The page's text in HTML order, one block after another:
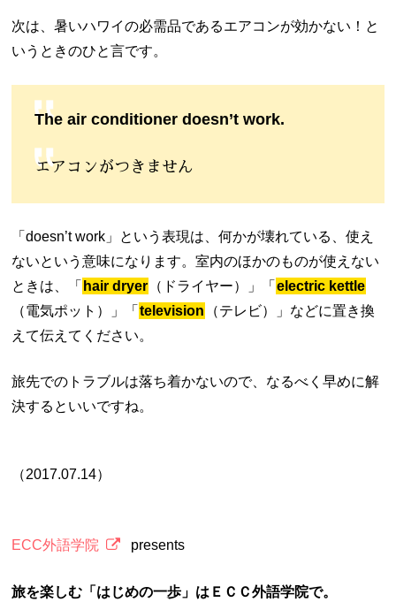
次は、暑いハワイの必需品であるエアコンが効かない！と
いうときのひと言です。
The air conditioner doesn’t work.
エアコンがつきません
「doesn’t work 」という表現は、何かが壊れている、使え
ないという意味になります。室内のほかのものが使えない
ときは、「 hair dryer （ドライヤー）」「 electric kettle
（電気ポット）」「 television
（テレビ）」などに置き換
えて伝えてください。
旅先でのトラブルは落ち着かないので、なるべく早めに解
決するといいですね。
（2017.07.14）
ECC外語学院 presents
旅を楽しむ「はじめの一歩」はＥＣＣ外語学院で。